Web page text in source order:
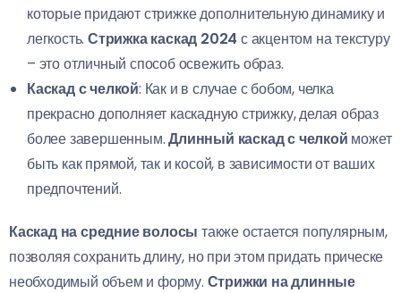
которые придают стрижке дополнительную динамику и
легкость. Стрижка каскад 2024 с акцентом на текстуру
– это отличный способ освежить образ.
Каскад с челкой: Как и в случае с бобом, челка
прекрасно дополняет каскадную стрижку, делая образ
более завершенным.Длинный каскад с челкой может
быть как прямой, так и косой, в зависимости от ваших
предпочтений.
Каскад на средние волосы также остается популярным,
позволяя сохранить длину, но при этом придать прическе
необходимый объем и форму. Стрижки на длинные